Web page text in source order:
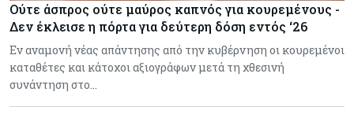
Ούτε άσπρος ούτε μαύρος καπνός για κουρεμένους -
Δεν έκλεισε η πόρτα για δεύτερη δόση εντός ‘26
Εν αναμονή νέας απάντησης από την κυβέρνηση οι κουρεμένοι
καταθέτες και κάτοχοι αξιογράφων μετά τη χθεσινή
συνάντηση στο…